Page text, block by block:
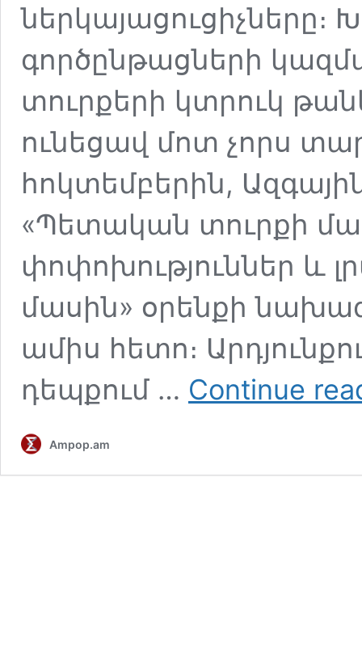
գործընթացների
տուրքերի կտրուկ
ունեցավ մոտ չորս
հոկտեմբերին,
«Պետական տուրքի
փոփոխություններ և
մասին» օրենքի
ամիս հետո։
դեպքում … Continue
Ampop.am